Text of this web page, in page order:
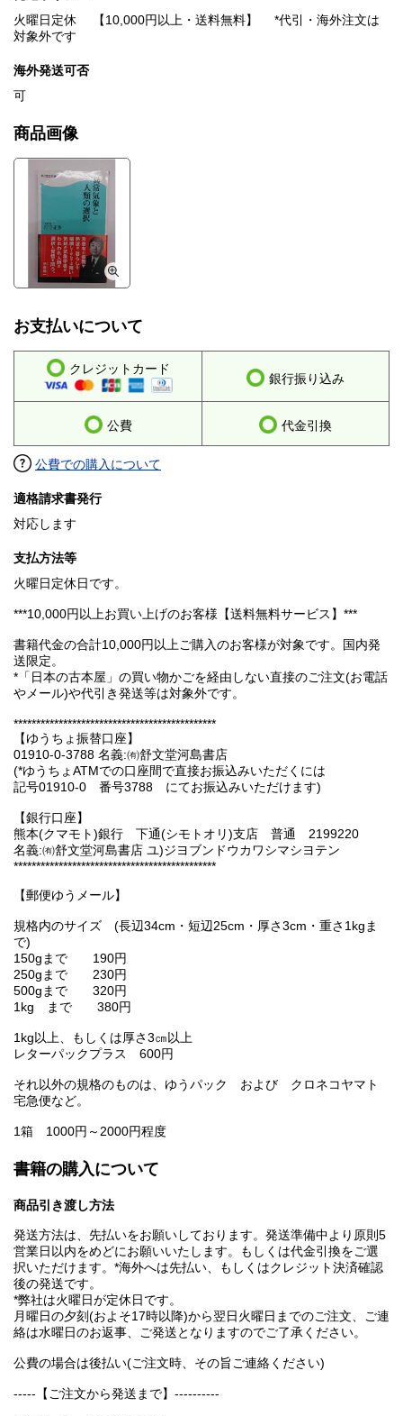
火曜日定休 【10,000円以上・送料無料】 *代引・海外注文は
対象外です
海外発送可否
可
商品画像
お支払いについて
クレジットカード
銀行振り込み
公費 代金引換
公費での購入について
適格請求書発行
対応します
支払方法等
火曜日定休日です。
***10,000円以上お買い上げのお客様【送料無料サービス】***
書籍代金の合計10,000円以上ご購入のお客様が対象です。国内発
送限定。
*「日本の古本屋」の買い物かごを経由しない直接のご注文(お電話
やメール)や代引き発送等は対象外です。
*********************************************
【ゆうちょ振替口座】
01910-0-3788 名義:㈲舒文堂河島書店
(*ゆうちょATMでの口座間で直接お振込みいただくには
記号01910-0 番号3788 にてお振込みいただけます)
【銀行口座】
熊本(クマモト)銀行 下通(シモトオリ)支店 普通 2199220
名義:㈲舒文堂河島書店 ユ)ジヨブンドウカワシマシヨテン
*********************************************
【郵便ゆうメール】
規格内のサイズ (長辺34cm・短辺25cm・厚さ3cm・重さ1kgま
で)
150gまで 190円
250gまで 230円
500gまで 320円
1kg まで 380円
1kg以上、もしくは厚さ3㎝以上
レターパックプラス 600円
それ以外の規格のものは、ゆうパック および クロネコヤマト
宅急便など。
1箱 1000円～2000円程度
書籍の購入について
商品引き渡し方法
発送方法は、先払いをお願いしております。発送準備中より原則5
営業日以内をめどにお願いいたします。もしくは代金引換をご選
択いただけます。*海外へは先払い、もしくはクレジット決済確認
後の発送です。
*弊社は火曜日が定休日です。
月曜日の夕刻(およそ17時以降)から翌日火曜日までのご注文、ご連
絡は水曜日のお返事、ご発送となりますのでご了承ください。
公費の場合は後払い(ご注文時、その旨ご連絡ください)
-----【ご注文から発送まで】----------